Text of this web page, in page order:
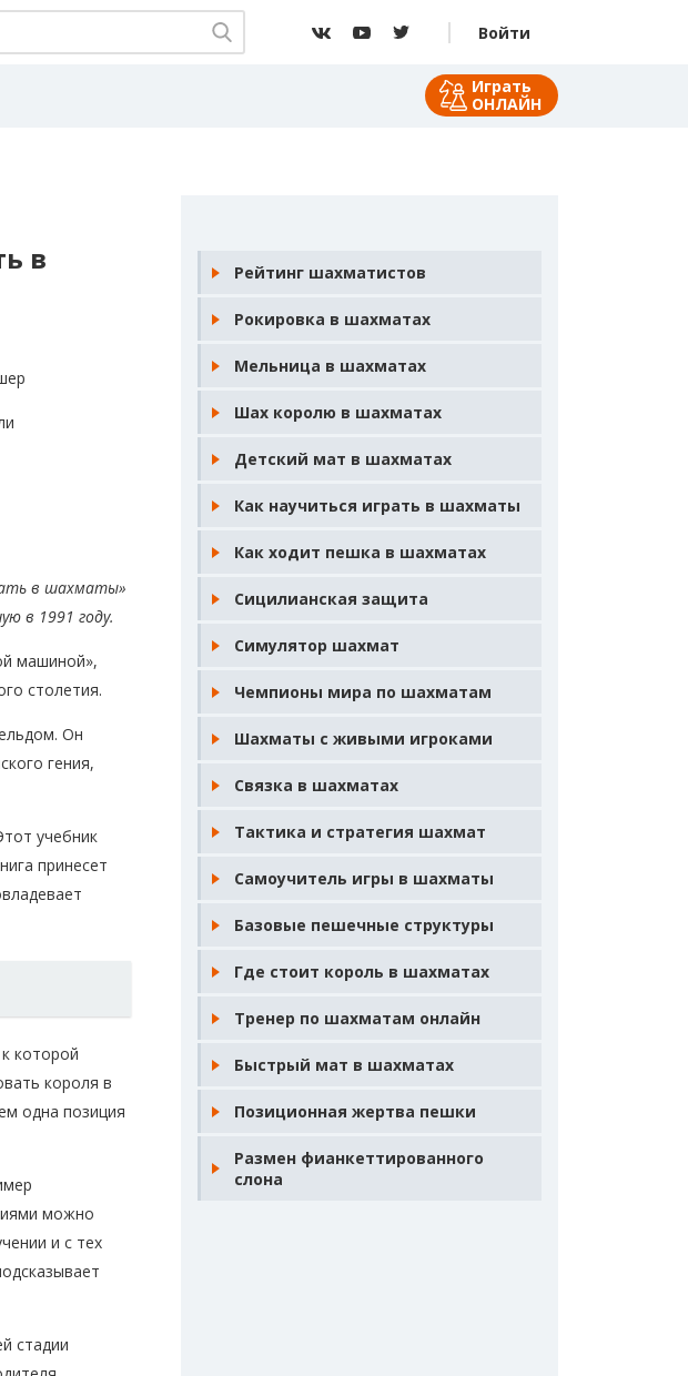
Войти
Играть
ОНЛАЙН
в
в шахматы»
в 1991 году.
машиной»,
столетия.
Он
гения,
учебник
принесет
которой
короля в
одна позиция
можно
и с тех
стадии
Рейтинг шахматистов
Рокировка в шахматах
Мельница в шахматах
Шах королю в шахматах
Детский мат в шахматах
Как научиться играть в шахматы
Как ходит пешка в шахматах
Сицилианская защита
Симулятор шахмат
Чемпионы мира по шахматам
Шахматы с живыми игроками
Связка в шахматах
Тактика и стратегия шахмат
Самоучитель игры в шахматы
Базовые пешечные структуры
Где стоит король в шахматах
Тренер по шахматам онлайн
Быстрый мат в шахматах
Позиционная жертва пешки
Размен фианкеттированного
слона